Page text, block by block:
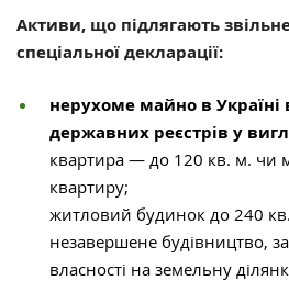
Активи, що підлягають
спеціальної декларації:
нерухоме майно в Україні
державних реєстрів у
квартира — до 120 кв. м. чи
квартиру;
житловий будинок до 240
незавершене будівництво,
власності на земельну